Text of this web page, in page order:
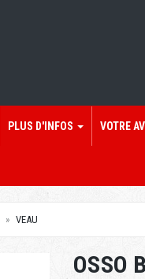
PLUS D'INFOS VOTRE
VEAU
OSSO